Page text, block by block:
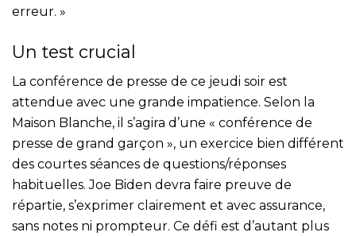
erreur. »
Un test crucial
La conférence de presse de ce jeudi soir est
attendue avec une grande impatience. Selon la
Maison Blanche, il s’agira d’une « conférence de
presse de grand garçon », un exercice bien différent
des courtes séances de questions/réponses
habituelles. Joe Biden devra faire preuve de
répartie, s’exprimer clairement et avec assurance,
sans notes ni prompteur. Ce défi est d’autant plus